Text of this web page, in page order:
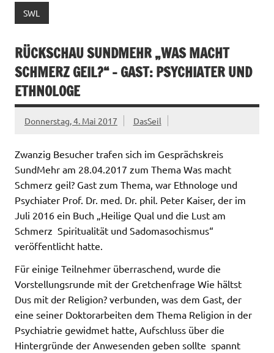
SWL
RÜCKSCHAU SUNDMEHR „WAS MACHT
SCHMERZ GEIL?“ – GAST: PSYCHIATER UND
ETHNOLOGE
Donnerstag, 4. Mai 2017 DasSeil
Zwanzig Besucher trafen sich im Gesprächskreis
SundMehr am 28.04.2017 zum Thema Was macht
Schmerz geil? Gast zum Thema, war Ethnologe und
Psychiater Prof. Dr. med. Dr. phil. Peter Kaiser, der im
Juli 2016 ein Buch „Heilige Qual und die Lust am
Schmerz  Spiritualität und Sadomasochismus“
veröffentlicht hatte.
Für einige Teilnehmer überraschend, wurde die
Vorstellungsrunde mit der Gretchenfrage Wie hältst
Dus mit der Religion? verbunden, was dem Gast, der
eine seiner Doktorarbeiten dem Thema Religion in der
Psychiatrie gewidmet hatte, Aufschluss über die
Hintergründe der Anwesenden geben sollte  spannt